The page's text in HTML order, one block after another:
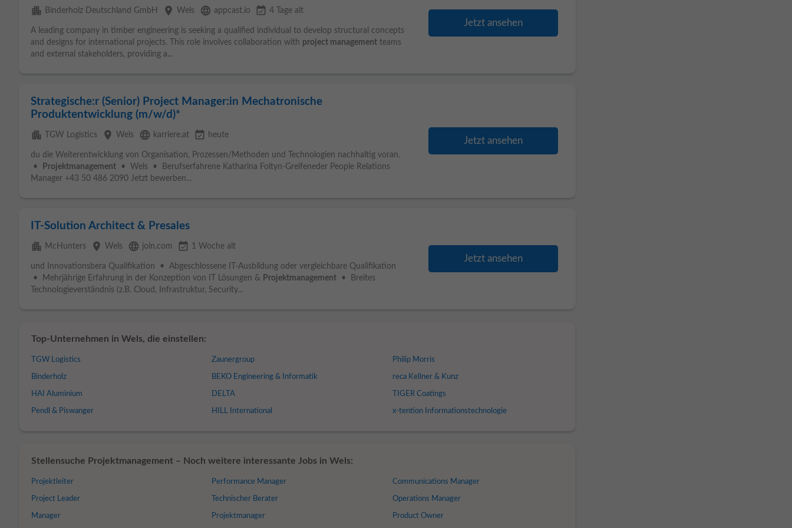
apartment Binderholz Deutschland GmbH place Wels language appcast.io event_available 4 Tage alt
A leading company in timber engineering is seeking a qualified individual to develop structural concepts
and designs for international projects. This role involves collaboration with project management teams
and external stakeholders, providing a...
Jetzt ansehen
Strategische:r (Senior) Project Manager:in Mechatronische
Produktentwicklung (m/w/d)*
apartment TGW Logistics place Wels language karriere.at event_available heute
du die Weiterentwicklung von Organisation, Prozessen/Methoden und Technologien nachhaltig voran.
•
Projektmanagement • Wels • Berufserfahrene Katharina Foltyn-Greifeneder People Relations
Manager +43 50 486 2090 Jetzt bewerben...
Jetzt ansehen
IT-Solution Architect & Presales
apartment McHunters place Wels language join.com event_available 1 Woche alt
und Innovationsbera Qualifikation • Abgeschlossene IT-Ausbildung oder vergleichbare Qualifikation
• Mehrjährige Erfahrung in der Konzeption von IT Lösungen & Projektmanagement • Breites
Technologieverständnis (z.B. Cloud, Infrastruktur, Security...
Jetzt ansehen
Top-Unternehmen in Wels, die einstellen:
TGW Logistics
Binderholz
HAI Aluminium
Pendl & Piswanger
Zaunergroup
BEKO Engineering & Informatik
DELTA
HILL International
Philip Morris
reca Kellner & Kunz
TIGER Coatings
x-tention Informationstechnologie
Stellensuche Projektmanagement – Noch weitere interessante Jobs in Wels:
Projektleiter
Project Leader
Manager
Performance Manager
Technischer Berater
Projektmanager
Communications Manager
Operations Manager
Product Owner